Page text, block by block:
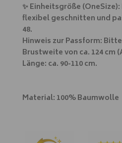
✨ Einheitsgröße
flexibel geschnitten und
48.
Hinweis zur Passform:
Brustweite von ca. 124 cm
Länge: ca. 90-110 cm.